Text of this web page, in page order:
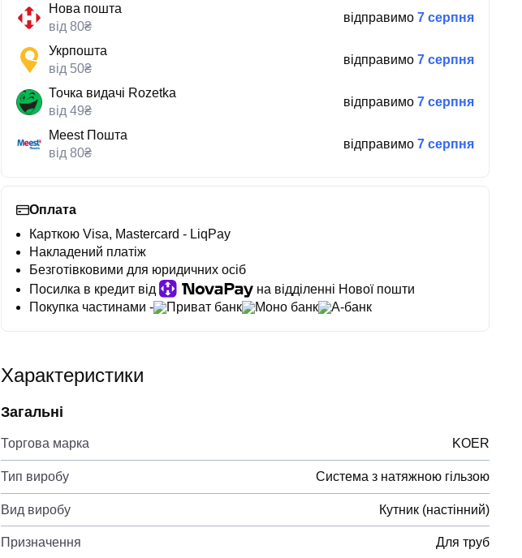
Нова пошта
від 80₴
відправимо 7 серпня
Укрпошта
від 50₴
відправимо 7 серпня
Точка видачі Rozetka
від 49₴
відправимо 7 серпня
Meest Пошта
від 80₴
відправимо 7 серпня
Оплата
Карткою Visa, Mastercard - LiqPay
Накладений платіж
Безготівковими для юридичних осіб
Посилка в кредит від
на відділенні Нової пошти
Покупка частинами -
Приват банк Моно банк А-банк
Характеристики
Загальні
Торгова марка KOER
Тип виробу Система з натяжною гільзою
Вид виробу Кутник (настінний)
Призначення Для труб